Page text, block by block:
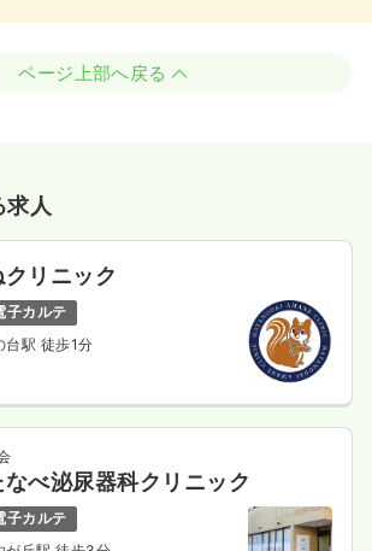
ページ上部へ戻る
求人
リニック
子カルテ
台駅 徒歩1分
べ泌尿器科クリニック
子カルテ